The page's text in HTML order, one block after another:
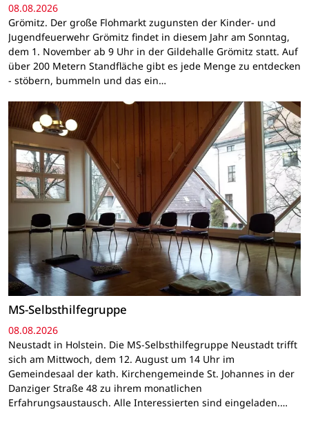
08.08.2026
Grömitz. Der große Flohmarkt zugunsten der Kinder- und
Jugendfeuerwehr Grömitz findet in diesem Jahr am Sonntag,
dem 1. November ab 9 Uhr in der Gildehalle Grömitz statt. Auf
über 200 Metern Standfläche gibt es jede Menge zu entdecken
- stöbern, bummeln und das ein…
MS-Selbsthilfegruppe
08.08.2026
Neustadt in Holstein. Die MS-Selbsthilfegruppe Neustadt trifft
sich am Mittwoch, dem 12. August um 14 Uhr im
Gemeindesaal der kath. Kirchengemeinde St. Johannes in der
Danziger Straße 48 zu ihrem monatlichen
Erfahrungsaustausch. Alle Interessierten sind eingeladen.…